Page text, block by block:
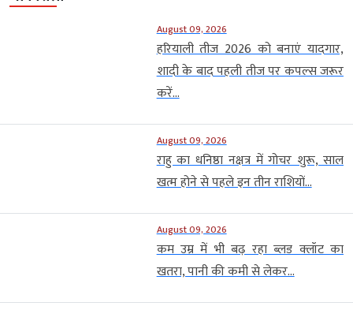
August 09, 2026
हरियाली तीज 2026 को बनाएं यादगार,
शादी के बाद पहली तीज पर कपल्स जरूर
करें...
August 09, 2026
राहु का धनिष्ठा नक्षत्र में गोचर शुरू, साल
खत्म होने से पहले इन तीन राशियों...
August 09, 2026
कम उम्र में भी बढ़ रहा ब्लड क्लॉट का
खतरा, पानी की कमी से लेकर...